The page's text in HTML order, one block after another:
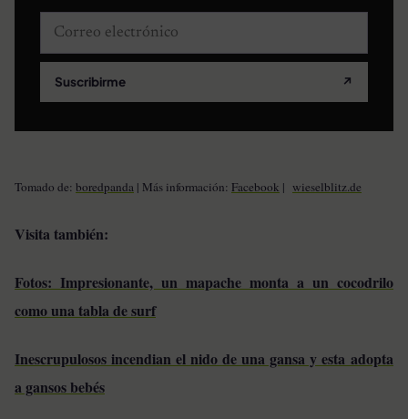
Correo electrónico
Suscribirme ↗
Tomado de: boredpanda | Más información: Facebook | wieselblitz.de
Visita también:
Fotos: Impresionante, un mapache monta a un cocodrilo
como una tabla de surf
Inescrupulosos incendian el nido de una gansa y esta adopta
a gansos bebés